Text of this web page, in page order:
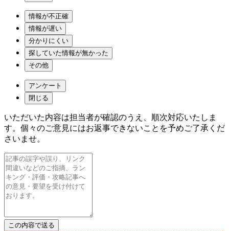
情報が不正確
情報が遅い
分かりにくい
探していた情報が無かった
その他
アンケート
閉じる
いただいた内容は担当者が確認のうえ、順次対応いたしま
す。個々のご意見にはお返事できないことを予めご了承くだ
さいませ。